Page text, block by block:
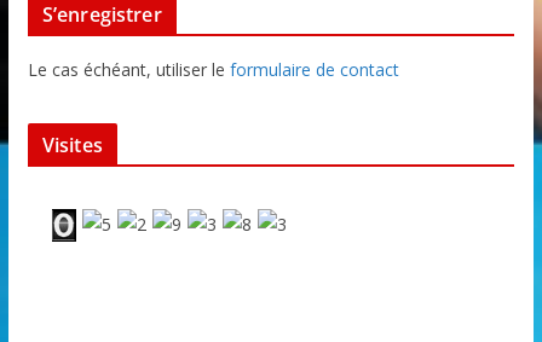
S’enregistrer
Le cas échéant, utiliser le formulaire de contact
Visites